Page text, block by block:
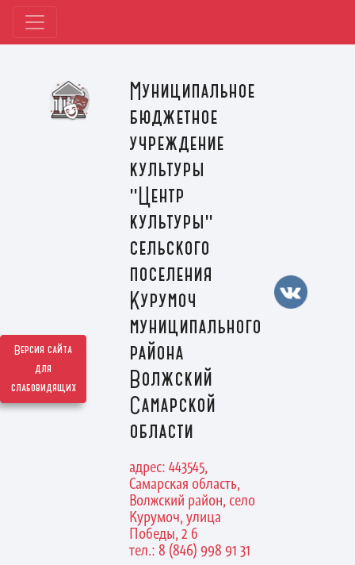
Версия сайта
для
слабовидящих
Муниципальное
бюджетное
учреждение
культуры
"Центр
культуры"
сельского
поселения
Курумоч
муниципального
района
Волжский
Самарской
области
адрес: 443545,
Самарская область,
Волжский район, село
Курумоч, улица
Победы, 2 б
тел.: 8 (846) 998 91 31